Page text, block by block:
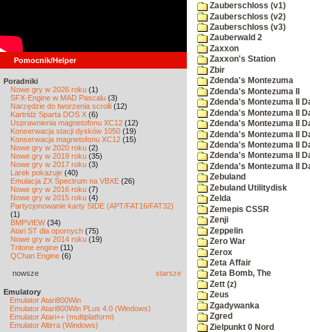
Pomocnik/Helper
Poradniki
Nowe gry w 2026 roku (1)
SFX-Engine w MAD Pascalu (3)
Narzędzie do tworzenia scrolli (12)
Kartridż Sparta DOS X (6)
Usprawnienia magnetofonu XC12 (12)
Konserwacja stacji dysków 1050 (19)
Konserwacja magnetofonu XC12 (15)
Nowe gry w 2020 roku (2)
Nowe gry w 2019 roku (35)
Nowe gry w 2017 roku (3)
Larek pokazuje (40)
Emulacja ZX Spectrum na VBXE (26)
Nowe gry w 2016 roku (7)
Nowe gry w 2015 roku (4)
Partycjonowanie karty SIDE (APT/FAT16/FAT32)
(1)
BMPVIEW(34)
Atari ST dla opornych (75)
Nowe gry w 2014 roku (19)
Tritone engine (11)
QChan Engine (6)
nowsze starsze
Emulatory
Emulator Atari800Win
Emulator Atari800Win PLus 4.0 (Windows)
Emulator Atari++ (multiplatform)
Emulator Altirra (Windows)
Zauberschloss (v1)
Zauberschloss (v2)
Zauberschloss (v3)
Zauberwald 2
Zaxxon
Zaxxon's Station
Zbir
Zdenda's Montezuma
Zdenda's Montezuma II
Zdenda's Montezuma II
Zdenda's Montezuma II
Zdenda's Montezuma II
Zdenda's Montezuma II
Zdenda's Montezuma II
Zdenda's Montezuma II
Zdenda's Montezuma II
Zebuland
Zebuland Utilitydisk
Zelda
Zemepis CSSR
Zenji
Zeppelin
Zero War
Zerox
Zeta Affair
Zeta Bomb, The
Zett (z)
Zeus
Zgadywanka
Zgred
Zielpunkt 0 Nord